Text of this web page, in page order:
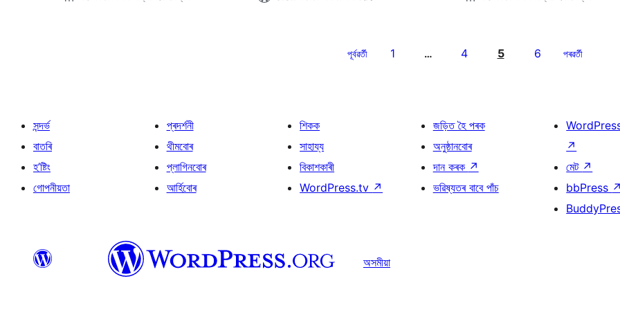
পূৰ্বৱৰ্তী 1 … 4 5 6 পৰৱৰ্তী
সন্দৰ্ভ
বাতৰি
হ’ষ্টিং
গোপনীয়তা
প্ৰদৰ্শনী
থীমবোৰ
প্লাগিনবোৰ
আৰ্হিবোৰ
শিকক
সাহায্য
বিকাশকাৰী
WordPress.tv ↗
জড়িত হৈ পৰক
অনুষ্ঠানবোৰ
দান কৰক ↗
ভৱিষ্যতৰ বাবে পাঁচ
↗
মেট ↗
bbPress ↗
অসমীয়া